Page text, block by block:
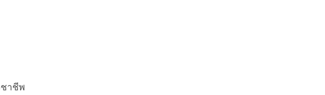
าชีพ